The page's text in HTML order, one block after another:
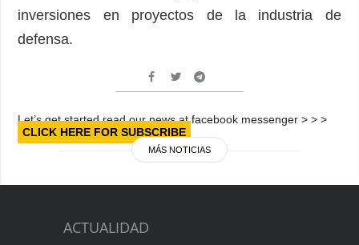
inversiones en proyectos de la industria de
defensa.
Let’s get started read our news at facebook messenger > > >
CLICK HERE FOR SUBSCRIBE
MÁS NOTICIAS
ACTUALIDAD